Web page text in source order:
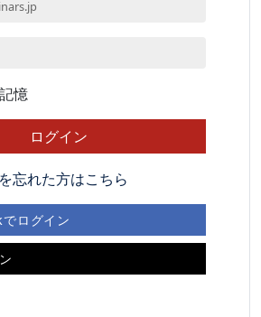
憶
忘れた方はこちら
ログイン